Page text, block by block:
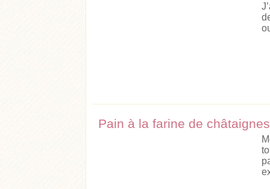
Pain à la farine de châtaignes